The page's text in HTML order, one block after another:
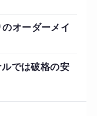
オーダーメイ
では破格の安